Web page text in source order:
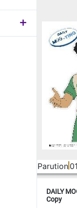
Parution
DAILY
Copy